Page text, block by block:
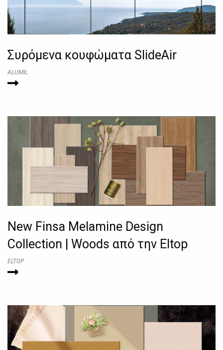
Συρόμενα κουφώματα SlideAir
ALUMIL
New Finsa Melamine Design
Collection | Woods από την Eltop
ELTOP